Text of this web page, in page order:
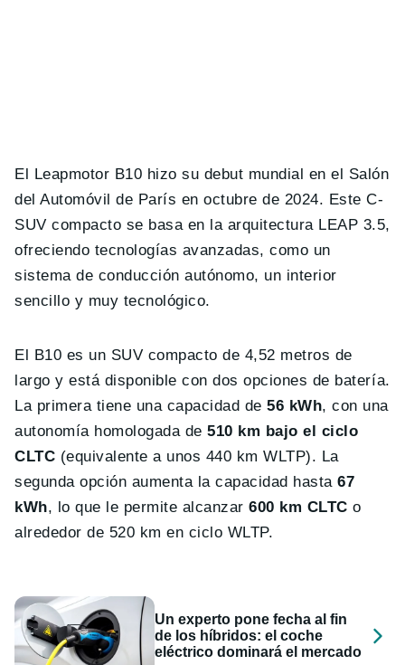
El Leapmotor B10 hizo su debut mundial en el Salón
del Automóvil de París en octubre de 2024. Este C-
SUV compacto se basa en la arquitectura LEAP 3.5,
ofreciendo tecnologías avanzadas, como un
sistema de conducción autónomo, un interior
sencillo y muy tecnológico.
El B10 es un SUV compacto de 4,52 metros de
largo y está disponible con dos opciones de batería.
La primera tiene una capacidad de56 kWh, con una
autonomía homologada de510 km bajo el ciclo
CLTC (equivalente a unos 440 km WLTP). La
segunda opción aumenta la capacidad hasta67
kWh, lo que le permite alcanzar600 km CLTC o
alrededor de 520 km en ciclo WLTP.
Un experto pone fecha al fin
de los híbridos: el coche
eléctrico dominará el mercado